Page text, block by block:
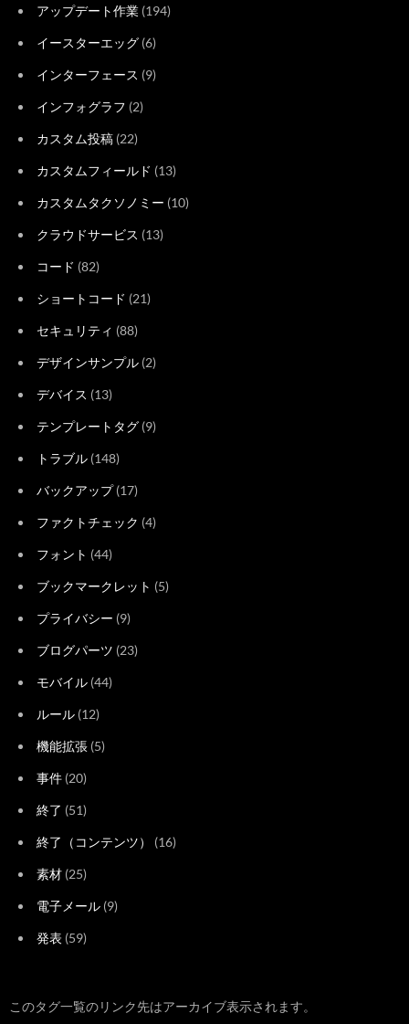
アップデート作業 (194)
イースターエッグ (6)
インターフェース (9)
インフォグラフ (2)
カスタム投稿 (22)
カスタムフィールド (13)
カスタムタクソノミー (10)
クラウドサービス (13)
コード (82)
ショートコード (21)
セキュリティ (88)
デザインサンプル (2)
デバイス (13)
テンプレートタグ (9)
トラブル (148)
バックアップ(17)
ファクトチェック (4)
フォント (44)
ブックマークレット (5)
プライバシー (9)
ブログパーツ (23)
モバイル (44)
ルール (12)
機能拡張 (5)
事件 (20)
終了 (51)
終了（コンテンツ） (16)
素材 (25)
電子メール (9)
発表 (59)
このタグ一覧のリンク先はアーカイブ表示されます。